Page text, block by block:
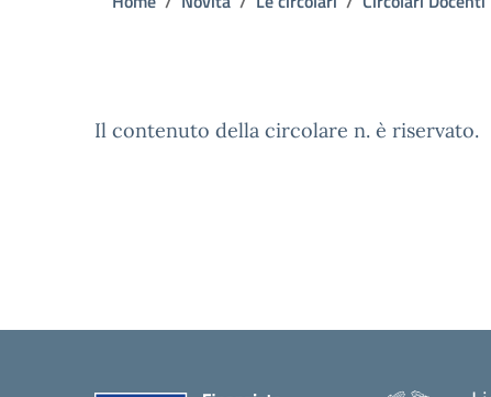
Il contenuto della circolare n. è riservato.